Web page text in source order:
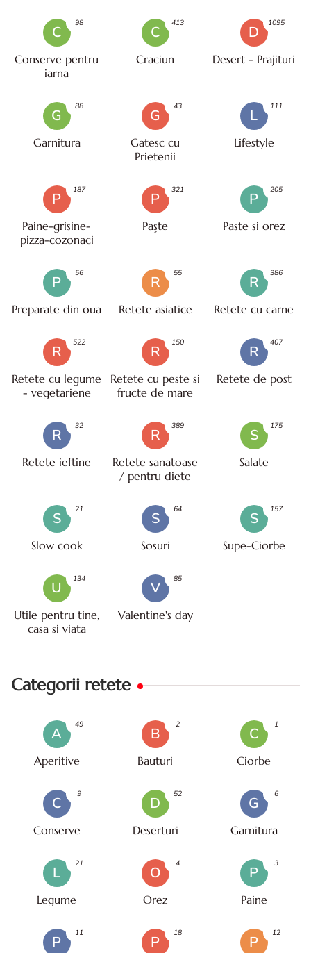
C
Conserve pentru
iarna
98
C
Craciun
413
D
Desert - Prajituri
1095
G
Garnitura
88
G
Gatesc cu
Prietenii
43
L
Lifestyle
111
P
Paine-grisine-
pizza-cozonaci
187
P
Paşte
321
P
Paste si orez
205
P
Preparate din oua
56
R
Retete asiatice
55
R
Retete cu carne
386
R
Retete cu legume
- vegetariene
522
R
Retete cu peste si
fructe de mare
150
R
Retete de post
407
R
Retete ieftine
32
R
Retete sanatoase
/ pentru diete
389
S
Salate
175
S
Slow cook
21
S
Sosuri
64
S
Supe-Ciorbe
157
U
Utile pentru tine,
casa si viata
134
V
Valentine's day
85
Categorii retete
A
Aperitive
49
B
Bauturi
2
C
Ciorbe
1
C
Conserve
9
D
Deserturi
52
G
Garnitura
6
L
Legume
21
O
Orez
4
P
Paine
3
P
11
P
18
P
12